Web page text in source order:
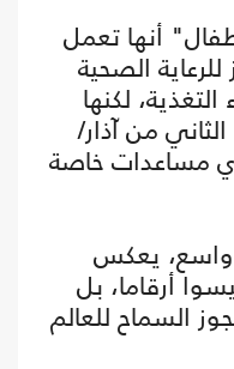
أنها تعمل
الصحية
لكنها
من آذار/
مساعدات خاصة
واسع، يعكس
أرقاما، بل
السماح للعالم